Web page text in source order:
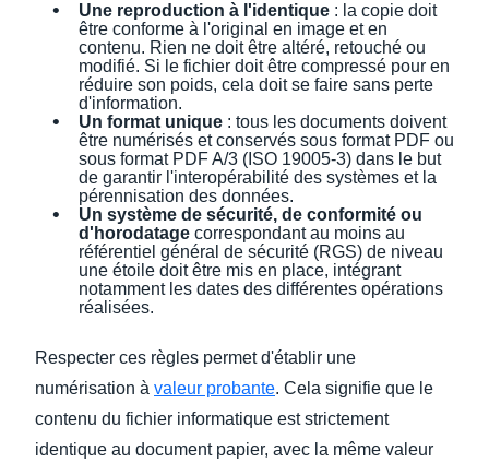
Une reproduction à l'identique : la copie doit
être conforme à l'original en image et en
contenu. Rien ne doit être altéré, retouché ou
modifié. Si le fichier doit être compressé pour en
réduire son poids, cela doit se faire sans perte
d'information.
Un format unique : tous les documents doivent
être numérisés et conservés sous format PDF ou
sous format PDF A/3 (ISO 19005-3) dans le but
de garantir l'interopérabilité des systèmes et la
pérennisation des données.
Un système de sécurité, de conformité ou
d'horodatage correspondant au moins au
référentiel général de sécurité (RGS) de niveau
une étoile doit être mis en place, intégrant
notamment les dates des différentes opérations
réalisées.
Respecter ces règles permet d'établir une
numérisation à valeur probante. Cela signifie que le
contenu du fichier informatique est strictement
identique au document papier, avec la même valeur